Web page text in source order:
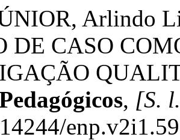
Arlindo
DE CASO
, [S.